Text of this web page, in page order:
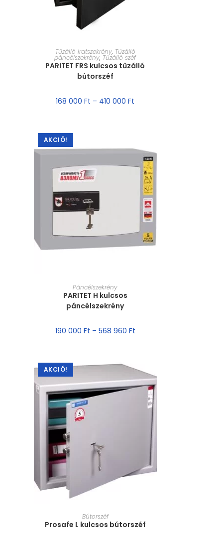
MÉRET VÁLASZTÁSA
Tűzálló iratszekrény, Tűzálló
páncélszekrény, Tűzálló széf
PARITET FRS kulcsos tűzálló
bútorszéf
168 000Ft – 410 000Ft
AKCIÓ!
MÉRET VÁLASZTÁSA
Páncélszekrény
PARITET H kulcsos
páncélszekrény
190 000 Ft – 568 960 Ft
AKCIÓ!
MÉRET VÁLASZTÁSA
Bútorszéf
Prosafe L kulcsos bútorszéf